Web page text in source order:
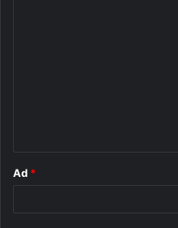
Ad *